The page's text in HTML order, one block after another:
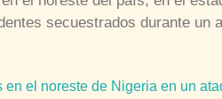
secuestrados durante un
en el noreste de Nigeria en un